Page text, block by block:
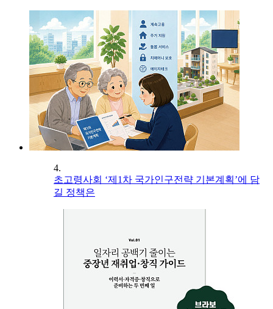
4.
초고령사회 ‘제1차 국가인구전략 기본계획’에 담
길 정책은